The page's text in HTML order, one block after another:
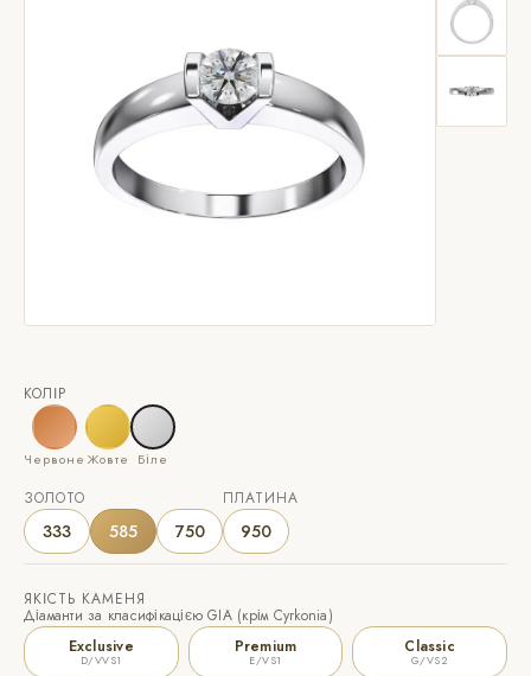
КОЛІР
Червоне Жовте Біле
ЗОЛОТО
333 585 750
ПЛАТИНА
950
ЯКІСТЬ КАМЕНЯ
Діаманти за класифікацією GIA (крім Cyrkonia)
Exclusive
D/VVS1
Premium
E/VS1
Classic
G/VS2